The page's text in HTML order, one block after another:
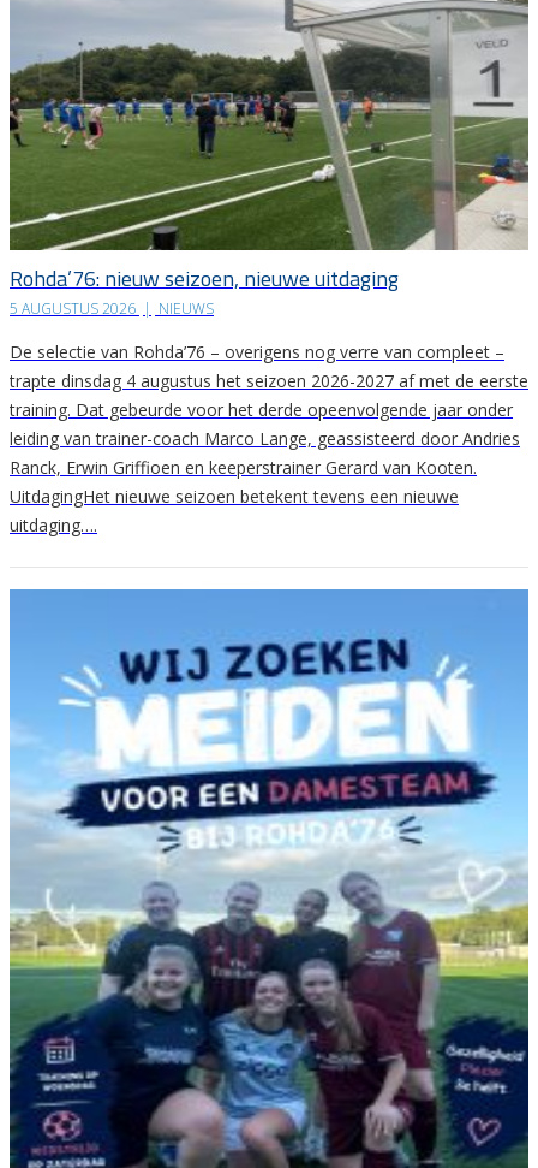
Rohda’76: nieuw seizoen, nieuwe uitdaging
5 AUGUSTUS 2026 | NIEUWS
De selectie van Rohda’76 – overigens nog verre van compleet –
trapte dinsdag 4 augustus het seizoen 2026-2027 af met de eerste
training. Dat gebeurde voor het derde opeenvolgende jaar onder
leiding van trainer-coach Marco Lange, geassisteerd door Andries
Ranck, Erwin Griffioen en keeperstrainer Gerard van Kooten.
UitdagingHet nieuwe seizoen betekent tevens een nieuwe
uitdaging….